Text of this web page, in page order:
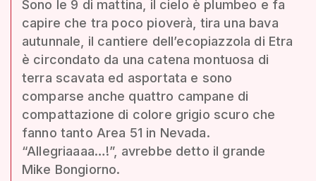
Sono le 9 di mattina, il cielo è plumbeo e fa
capire che tra poco pioverà, tira una bava
autunnale, il cantiere dell’ecopiazzola di Etra
è circondato da una catena montuosa di
terra scavata ed asportata e sono
comparse anche quattro campane di
compattazione di colore grigio scuro che
fanno tanto Area 51 in Nevada.
“Allegriaaaa…!”, avrebbe detto il grande
Mike Bongiorno.